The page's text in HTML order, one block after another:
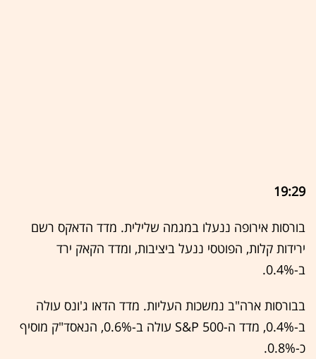
19:29
בורסות אירופה ננעלו במגמה שלילית. מדד הדאקס רשם
ירידות קלות, הפוטסי ננעל ביציבות, ומדד הקאק ירד
ב-0.4%.
בבורסות ארה"ב נמשכות העליות. מדד הדאו ג'ונס עולה
ב-0.4%, מדד ה-S&P 500 עולה ב-0.6%, הנאסד"ק מוסיף
כ-0.8%.